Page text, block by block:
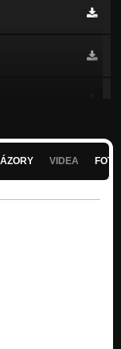
VIDEA